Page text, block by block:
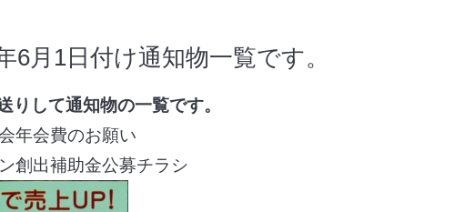
6月1日付け通知物一覧です。
して通知物の一覧です。
年会費のお願い
創出補助金公募チラシ